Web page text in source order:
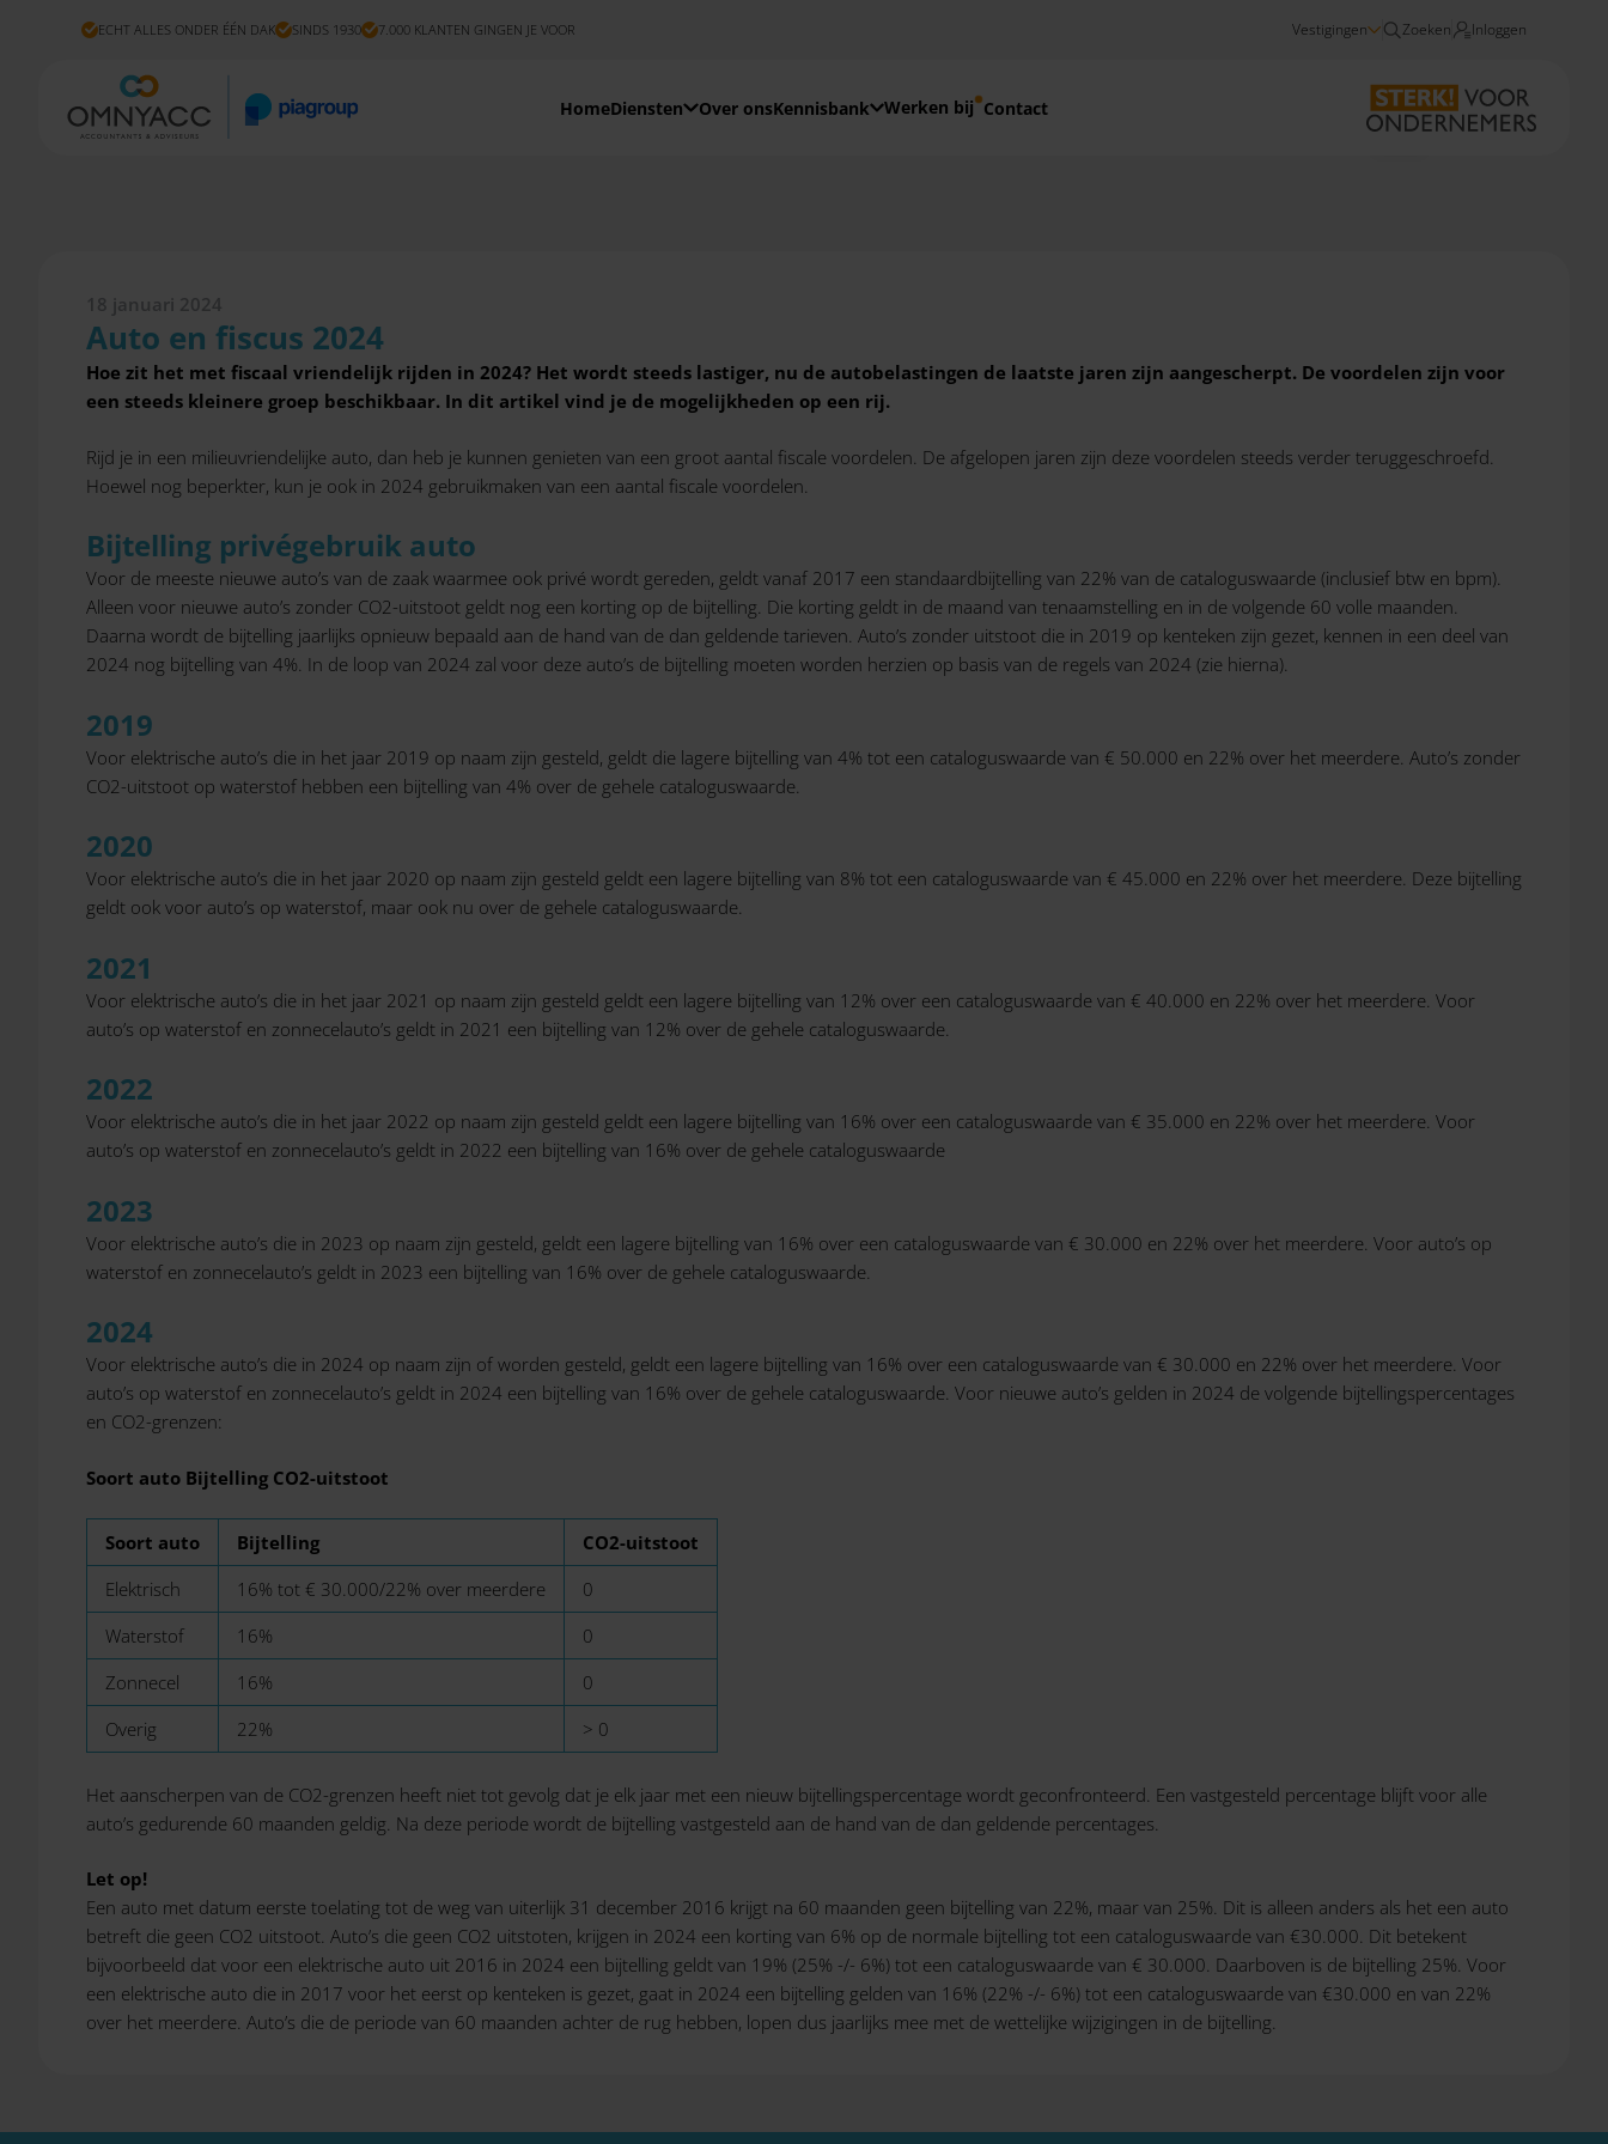
ECHT ALLES ONDER ÉÉN DAK SINDS 1930 7.000 KLANTEN GINGEN JE VOOR Vestigingen Zoeken Inloggen
HomeDiensten Over onsKennisbank Werken bij Contact
Nieuws Auto en fiscus 2024
18 januari 2024
Auto en fiscus 2024
Hoe zit het met fiscaal vriendelijk rijden in 2024? Het wordt steeds lastiger, nu de autobelastingen de laatste jaren zijn aangescherpt. De voordelen zijn voor
een steeds kleinere groep beschikbaar. In dit artikel vind je de mogelijkheden op een rij.
Rijd je in een milieuvriendelijke auto, dan heb je kunnen genieten van een groot aantal fiscale voordelen. De afgelopen jaren zijn deze voordelen steeds verder teruggeschroefd.
Hoewel nog beperkter, kun je ook in 2024 gebruikmaken van een aantal fiscale voordelen.
Bijtelling privégebruik auto
Voor de meeste nieuwe auto’s van de zaak waarmee ook privé wordt gereden, geldt vanaf 2017 een standaardbijtelling van 22% van de cataloguswaarde (inclusief btw en bpm).
Alleen voor nieuwe auto’s zonder CO2-uitstoot geldt nog een korting op de bijtelling. Die korting geldt in de maand van tenaamstelling en in de volgende 60 volle maanden.
Daarna wordt de bijtelling jaarlijks opnieuw bepaald aan de hand van de dan geldende tarieven. Auto’s zonder uitstoot die in 2019 op kenteken zijn gezet, kennen in een deel van
2024 nog bijtelling van 4%. In de loop van 2024 zal voor deze auto’s de bijtelling moeten worden herzien op basis van de regels van 2024 (zie hierna).
2019
Voor elektrische auto’s die in het jaar 2019 op naam zijn gesteld, geldt die lagere bijtelling van 4% tot een cataloguswaarde van € 50.000 en 22% over het meerdere. Auto’s zonder
CO2-uitstoot op waterstof hebben een bijtelling van 4% over de gehele cataloguswaarde.
2020
Voor elektrische auto’s die in het jaar 2020 op naam zijn gesteld geldt een lagere bijtelling van 8% tot een cataloguswaarde van € 45.000 en 22% over het meerdere. Deze bijtelling
geldt ook voor auto’s op waterstof, maar ook nu over de gehele cataloguswaarde.
2021
Voor elektrische auto’s die in het jaar 2021 op naam zijn gesteld geldt een lagere bijtelling van 12% over een cataloguswaarde van € 40.000 en 22% over het meerdere. Voor
auto’s op waterstof en zonnecelauto’s geldt in 2021 een bijtelling van 12% over de gehele cataloguswaarde.
2022
Voor elektrische auto’s die in het jaar 2022 op naam zijn gesteld geldt een lagere bijtelling van 16% over een cataloguswaarde van € 35.000 en 22% over het meerdere. Voor
auto’s op waterstof en zonnecelauto’s geldt in 2022 een bijtelling van 16% over de gehele cataloguswaarde
2023
Voor elektrische auto’s die in 2023 op naam zijn gesteld, geldt een lagere bijtelling van 16% over een cataloguswaarde van € 30.000 en 22% over het meerdere. Voor auto’s op
waterstof en zonnecelauto’s geldt in 2023 een bijtelling van 16% over de gehele cataloguswaarde.
2024
Voor elektrische auto’s die in 2024 op naam zijn of worden gesteld, geldt een lagere bijtelling van 16% over een cataloguswaarde van € 30.000 en 22% over het meerdere. Voor
auto’s op waterstof en zonnecelauto’s geldt in 2024 een bijtelling van 16% over de gehele cataloguswaarde. Voor nieuwe auto’s gelden in 2024 de volgende bijtellingspercentages
en CO2-grenzen:
Soort auto Bijtelling CO2-uitstoot
Soort auto Bijtelling
CO2-uitstoot
Elektrisch
16% tot € 30.000/22% over meerdere
0
Waterstof
16%
0
Zonnecel
16%
0
Overig
22% > 0
Het aanscherpen van de CO2-grenzen heeft niet tot gevolg dat je elk jaar met een nieuw bijtellingspercentage wordt geconfronteerd. Een vastgesteld percentage blijft voor alle
auto’s gedurende 60 maanden geldig. Na deze periode wordt de bijtelling vastgesteld aan de hand van de dan geldende percentages.
Let op!
Een auto met datum eerste toelating tot de weg van uiterlijk 31 december 2016 krijgt na 60 maanden geen bijtelling van 22%, maar van 25%. Dit is alleen anders als het een auto
betreft die geen CO2 uitstoot. Auto’s die geen CO2 uitstoten, krijgen in 2024 een korting van 6% op de normale bijtelling tot een cataloguswaarde van €30.000. Dit betekent
bijvoorbeeld dat voor een elektrische auto uit 2016 in 2024 een bijtelling geldt van 19% (25% -/- 6%) tot een cataloguswaarde van € 30.000. Daarboven is de bijtelling 25%. Voor
een elektrische auto die in 2017 voor het eerst op kenteken is gezet, gaat in 2024 een bijtelling gelden van 16% (22% -/- 6%) tot een cataloguswaarde van €30.000 en van 22%
over het meerdere. Auto’s die de periode van 60 maanden achter de rug hebben, lopen dus jaarlijks mee met de wettelijke wijzigingen in de bijtelling.